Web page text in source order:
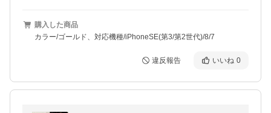
購入した商品
カラー/ゴールド、対応機種/iPhoneSE(第3/第2世代)/8/7
違反報告 いいね 0